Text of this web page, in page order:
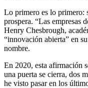
Lo primero es lo primero:
prospera. “Las empresas
Henry Chesbrough,
“innovación abierta” en
nombre.
En 2020, esta afirmación
una puerta se cierra, dos
he visto pasar en los